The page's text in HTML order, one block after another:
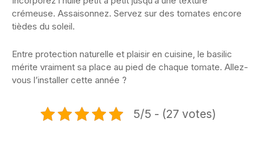
crémeuse. Assaisonnez. Servez sur des tomates encore
tièdes du soleil.
Entre protection naturelle et plaisir en cuisine, le basilic
mérite vraiment sa place au pied de chaque tomate. Allez-
vous l’installer cette année ?
5/5 - (27 votes)